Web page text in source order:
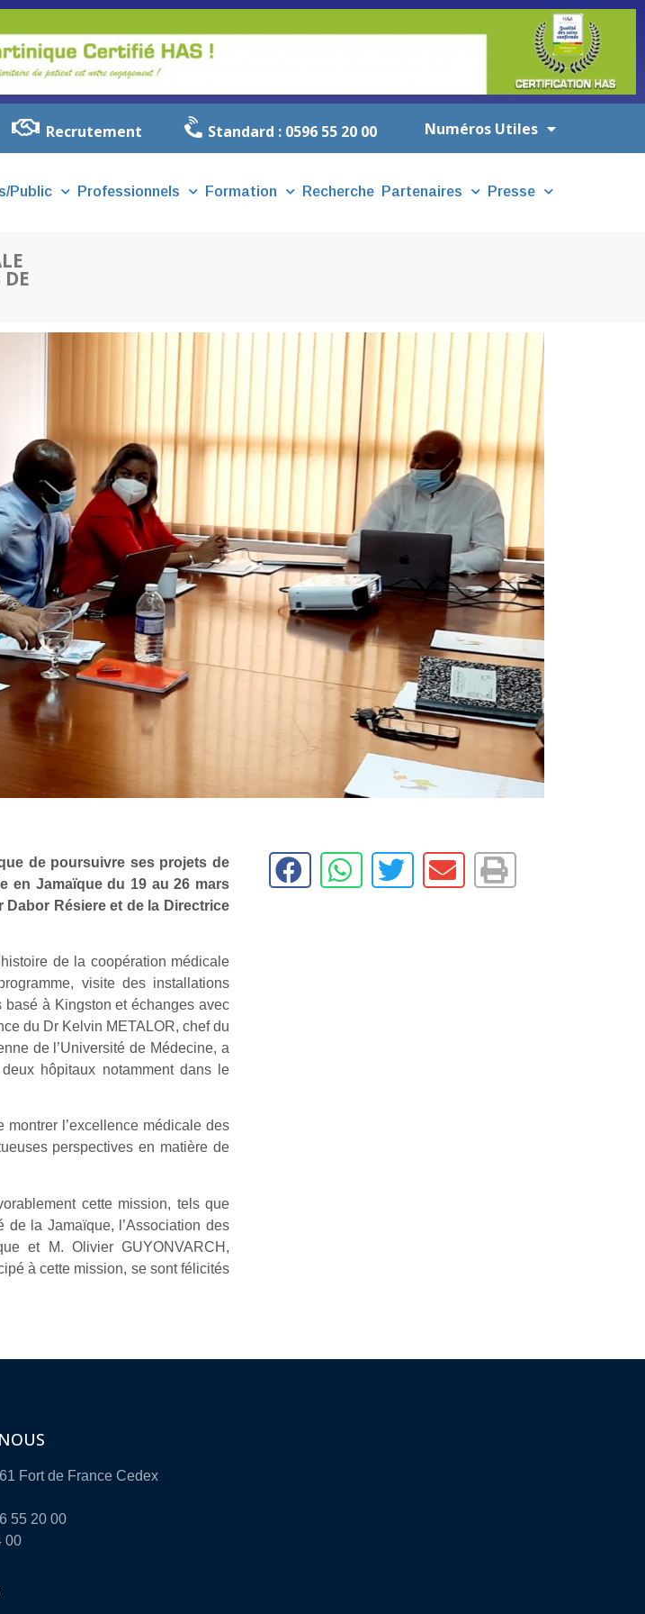
Recrutement Standard : 0596 55 20 00 Numéros Utiles
Public Professionnels Formation Recherche Partenaires Presse
de poursuivre ses projets de
en Jamaïque du 19 au 26 mars
Résiere et de la Directrice
de la coopération médicale
visite des installations
à Kingston et échanges avec
du Dr Kelvin METALOR, chef du
de l’Université de Médecine, a
hôpitaux notamment dans le
l’excellence médicale des
perspectives en matière de
cette mission, tels que
de la Jamaïque, l’Association des
et M. Olivier GUYONVARCH,
à cette mission, se sont félicités
Fort de France Cedex
55 20 00
00